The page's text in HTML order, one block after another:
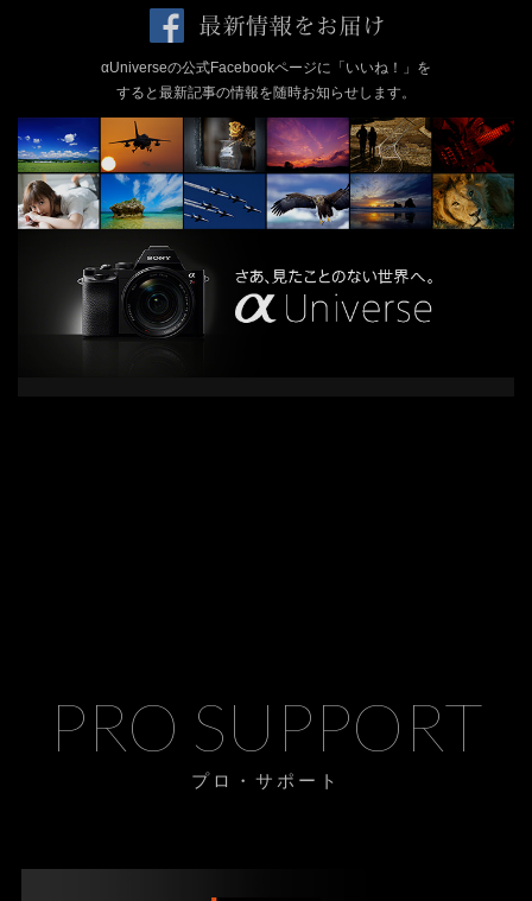
αUniverseの公式Facebookページに「いいね！」を
すると最新記事の情報を随時お知らせします。
PRO SUPPORT
プロ・サポート